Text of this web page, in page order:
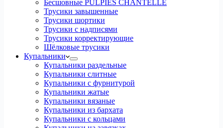
Бесшовные PULPIES CHANTELLE
Трусики завышенные
Трусики шортики
Трусики с надписями
Трусики корректирующие
Шёлковые трусики
Купальники
Купальники раздельные
Купальники слитные
Купальники с фурнитурой
Купальники жатые
Купальники вязаные
Купальники из бархата
Купальники с кольцами